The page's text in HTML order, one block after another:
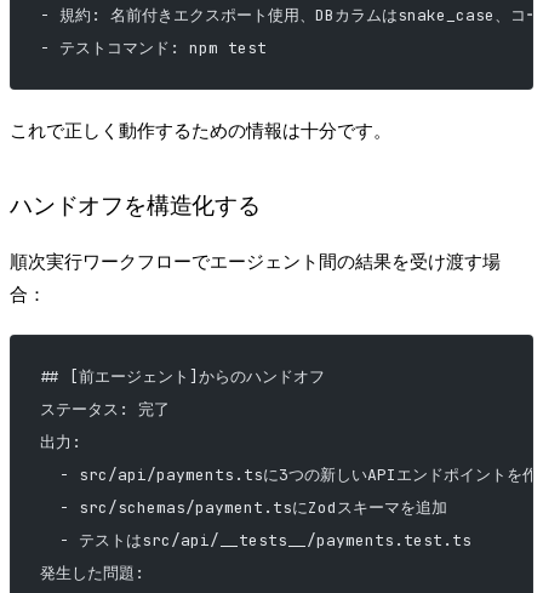
- 規約: 名前付きエクスポート使用、DBカラムはsnake_case、コ
- テストコマンド: npm test
これで正しく動作するための情報は十分です。
ハンドオフを構造化する
順次実行ワークフローでエージェント間の結果を受け渡す場
合：
## [前エージェント]からのハンドオフ
ステータス: 完了
出力:
- src/api/payments.tsに3つの新しいAPIエンドポイントを作
  - src/schemas/payment.tsにZodスキーマを追加
  - テストはsrc/api/__tests__/payments.test.ts
発生した問題: